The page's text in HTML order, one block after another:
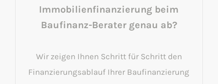
Immobilienfinanzierung beim
Baufinanz-Berater genau ab?
Wir zeigen Ihnen Schritt für Schritt den
Finanzierungsablauf Ihrer Baufinanzierung